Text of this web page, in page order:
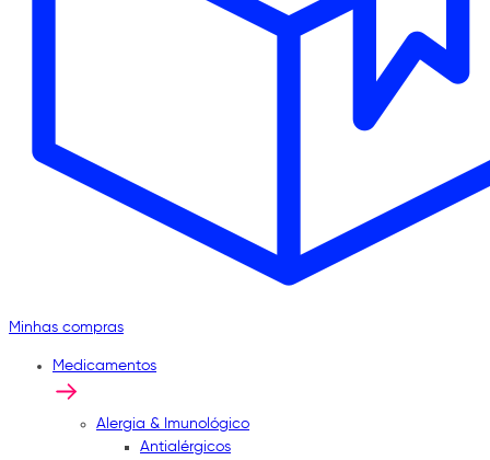
Minhas compras
Medicamentos
Alergia & Imunológico
Antialérgicos